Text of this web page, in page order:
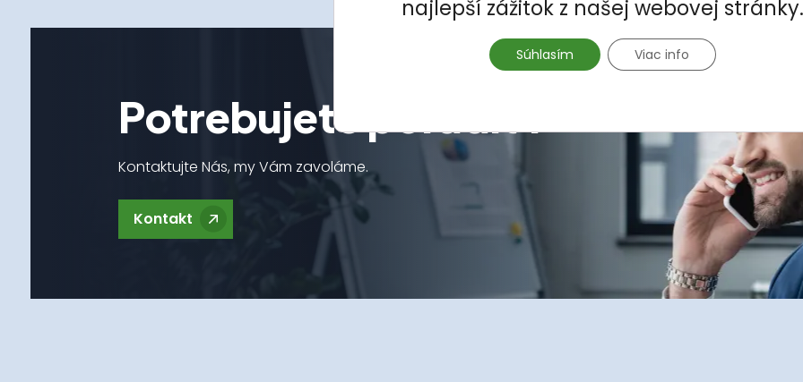
Potrebujete poradiť?
Kontaktujte Nás, my Vám zavoláme.
Kontakt
najlepší zážitok z našej webovej stránky.
Súhlasím Viac info